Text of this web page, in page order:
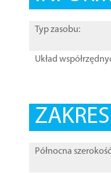
Typ zasobu:
Układ
Północna